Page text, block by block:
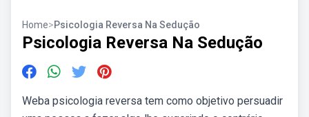
Home>Psicologia Reversa Na Sedução
Psicologia Reversa Na Sedução
Weba psicologia reversa tem como objetivo persuadir